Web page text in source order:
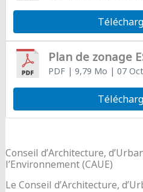
Plan de zonage
PDF| 9,79 Mo | 07
Conseil d’Architecture,
l’Environnement (CAUE)
Le Conseil d’Architecture,